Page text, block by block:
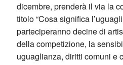
dicembre, prenderà il via la
titolo “Cosa significa
parteciperanno decine di
della competizione, la
uguaglianza, diritti comuni e